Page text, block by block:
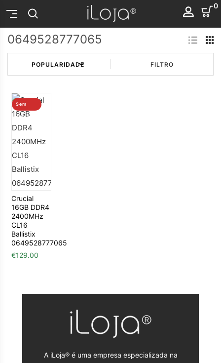
0
0649528777065
FILTRO
Sem
stock
Crucial
16GB DDR4
2400MHz
CL16
Ballistix
0649528777065
€129.00
A iLoja® é uma empresa especializada na